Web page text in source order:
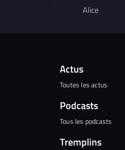
Alice
Actus
Toutes les actus
Podcasts
Tous les podcasts
Tremplins